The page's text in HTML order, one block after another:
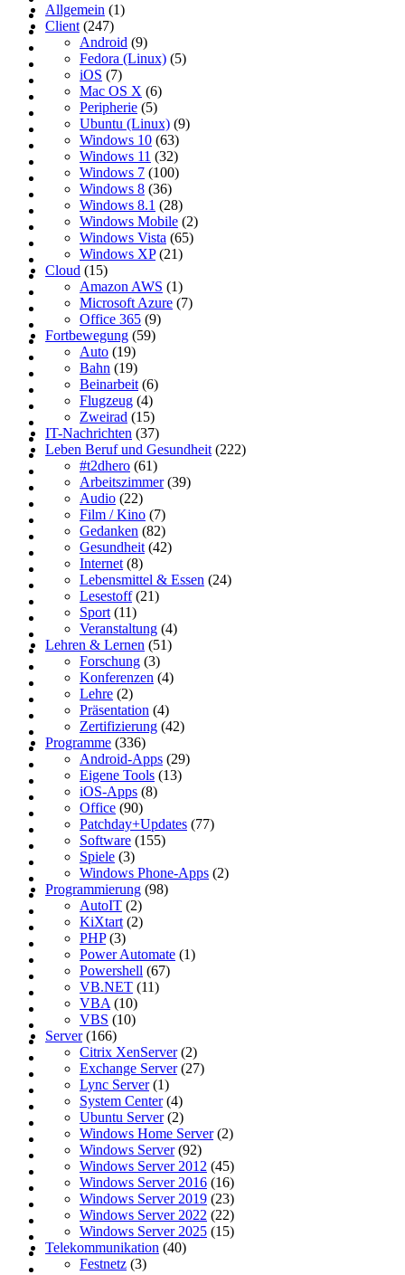
Allgemein (1)
Client (247)
Android (9)
Fedora (Linux) (5)
iOS (7)
Mac OS X (6)
Peripherie (5)
Ubuntu (Linux) (9)
Windows 10 (63)
Windows 11 (32)
Windows 7 (100)
Windows 8 (36)
Windows 8.1 (28)
Windows Mobile (2)
Windows Vista (65)
Windows XP(21)
Cloud (15)
Amazon AWS (1)
Microsoft Azure (7)
Office 365 (9)
Fortbewegung (59)
Auto (19)
Bahn (19)
Beinarbeit (6)
Flugzeug (4)
Zweirad (15)
IT-Nachrichten (37)
Leben Beruf und Gesundheit (222)
#t2dhero (61)
Arbeitszimmer(39)
Audio (22)
Film / Kino (7)
Gedanken (82)
Gesundheit (42)
Internet (8)
Lebensmittel & Essen (24)
Lesestoff(21)
Sport (11)
Veranstaltung (4)
Lehren & Lernen (51)
Forschung (3)
Konferenzen (4)
Lehre (2)
Präsentation (4)
Zertifizierung (42)
Programme (336)
Android-Apps (29)
Eigene Tools (13)
iOS-Apps (8)
Office (90)
Patchday+Updates (77)
Software (155)
Spiele (3)
Windows Phone-Apps (2)
Programmierung (98)
AutoIT (2)
KiXtart (2)
PHP(3)
Power Automate (1)
Powershell (67)
VB.NET (11)
VBA (10)
VBS (10)
Server(166)
Citrix XenServer(2)
Exchange Server(27)
Lync Server(1)
System Center(4)
Ubuntu Server(2)
Windows Home Server(2)
Windows Server(92)
Windows Server 2012 (45)
Windows Server 2016 (16)
Windows Server 2019 (23)
Windows Server 2022 (22)
Windows Server 2025 (15)
Telekommunikation (40)
Festnetz (3)